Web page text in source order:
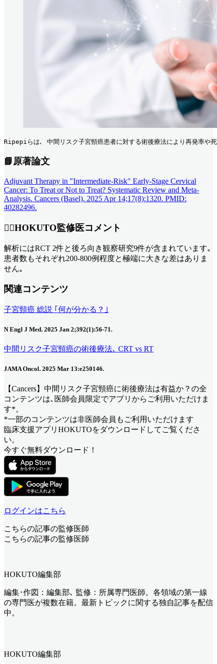
Ripepiらは､ 中間リスク子宮頸癌患者に対する術後療法により再発
📘原著論文
Adjuvant Therapy in "Intermediate-Risk" Early-Stage Cervical
Cancer: To Treat or Not to Treat? Systematic Review and Meta-
Analysis. Cancers (Basel). 2025 Apr 14;17(8):1320. PMID:
40282496.
👨‍⚕️HOKUTO監修医コメント
解析にはRCT 2件と後ろ向き観察研究9件が含まれています｡
患者数もそれぞれ200-800例程度と極端に大きな差はありま
せん｡
関連コンテンツ
子宮頸癌 総説 ｢何が分かる？｣
N Engl J Med. 2025 Jan 2;392(1):56-71.
中間リスク子宮頸癌の術後療法､ CRT vs RT
JAMA Oncol. 2025 Mar 13:e250146.
【Cancers】中間リスク子宮頸癌に術後療法は有益か？ の全
コンテンツは､医師会員限定でアプリからご利用いただけま
す*。
*一部のコンテンツは非医師会員もご利用いただけます
臨床支援アプリHOKUTOをダウンロードしてご覧くださ
い。
今すぐ無料ダウンロード！
ログインはこちら
こちらの記事の監修医師
こちらの記事の監修医師
HOKUTO編集部
編集･作図：編集部､ 監修：所属専門医師。各領域の第一線
の専門医が複数在籍。最新トピックに関する独自記事を配信
中。
HOKUTO編集部